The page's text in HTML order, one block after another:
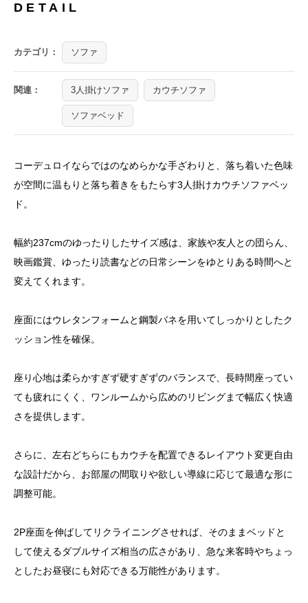
DETAIL
カテゴリ： ソファ
関連： 3人掛けソファ カウチソファ
ソファベッド
コーデュロイならではのなめらかな手ざわりと、落ち着いた色味
が空間に温もりと落ち着きをもたらす3人掛けカウチソファベッ
ド。
幅約237cmのゆったりしたサイズ感は、家族や友人との団らん、
映画鑑賞、ゆったり読書などの日常シーンをゆとりある時間へと
変えてくれます。
座面にはウレタンフォームと鋼製バネを用いてしっかりとしたク
ッション性を確保。
座り心地は柔らかすぎず硬すぎずのバランスで、長時間座ってい
ても疲れにくく、ワンルームから広めのリビングまで幅広く快適
さを提供します。
さらに、左右どちらにもカウチを配置できるレイアウト変更自由
な設計だから、お部屋の間取りや欲しい導線に応じて最適な形に
調整可能。
2P座面を伸ばしてリクライニングさせれば、そのままベッドと
して使えるダブルサイズ相当の広さがあり、急な来客時やちょっ
としたお昼寝にも対応できる万能性があります。